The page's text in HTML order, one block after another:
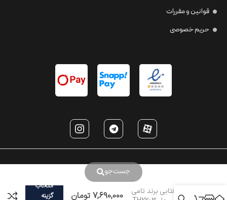
جست‌جو
قوانین و مقررات
حریم خصوصی
عینک آفتابی برند تامی
7,690,000 تومان
انتخاب
گزینه